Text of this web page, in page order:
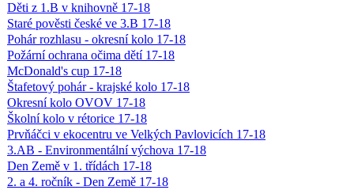
Děti z 1.B v knihovně 17-18
Staré pověsti české ve 3.B 17-18
Pohár rozhlasu - okresní kolo 17-18
Požární ochrana očima dětí 17-18
McDonald's cup 17-18
Štafetový pohár - krajské kolo 17-18
Okresní kolo OVOV 17-18
Školní kolo v rétorice 17-18
Prvňáčci v ekocentru ve Velkých Pavlovicích 17-18
3.AB - Environmentální výchova 17-18
Den Země v 1. třídách 17-18
2. a 4. ročník - Den Země 17-18